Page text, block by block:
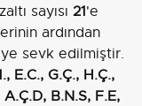
sayısı 21'e
ardından
sevk edilmiştir.
E.C., G.Ç., H.Ç.,
A.Ç.D, B.N.S, F.E,